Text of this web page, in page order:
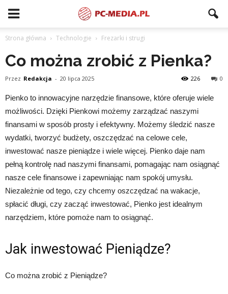
Strona główna Technologie Frezarki i strugi
Co można zrobić z Pienka?
Przez Redakcja - 20 lipca 2025 0
226
Pienko to innowacyjne narzędzie finansowe, które oferuje wiele
możliwości. Dzięki Pienkowi możemy zarządzać naszymi
finansami w sposób prosty i efektywny. Możemy śledzić nasze
wydatki, tworzyć budżety, oszczędzać na celowe cele,
inwestować nasze pieniądze i wiele więcej. Pienko daje nam
pełną kontrolę nad naszymi finansami, pomagając nam osiągnąć
nasze cele finansowe i zapewniając nam spokój umysłu.
Niezależnie od tego, czy chcemy oszczędzać na wakacje,
spłacić długi, czy zacząć inwestować, Pienko jest idealnym
narzędziem, które pomoże nam to osiągnąć.
Jak inwestować Pieniądze?
Co można zrobić z Pieniądze?